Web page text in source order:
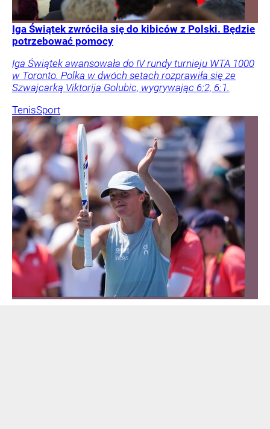
Iga Świątek zwróciła się do kibiców z Polski. Będzie
potrzebować pomocy
Iga Świątek awansowała do IV rundy turnieju WTA 1000
w Toronto. Polka w dwóch setach rozprawiła się ze
Szwajcarką Viktorija Golubic, wygrywając 6:2, 6:1.
TenisSport